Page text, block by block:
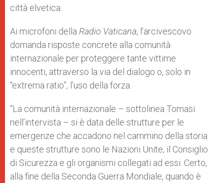
città elvetica.
Ai microfoni della Radio Vaticana, l’arcivescovo
domanda risposte concrete alla comunità
internazionale per proteggere tante vittime
innocenti, attraverso la via del dialogo o, solo in
“extrema ratio”, l’uso della forza.
“La comunità internazionale – sottolinea Tomasi
nell’intervista – si è data delle strutture per le
emergenze che accadono nel cammino della storia
e queste strutture sono le Nazioni Unite, il Consiglio
di Sicurezza e gli organismi collegati ad essi. Certo,
alla fine della Seconda Guerra Mondiale, quando è